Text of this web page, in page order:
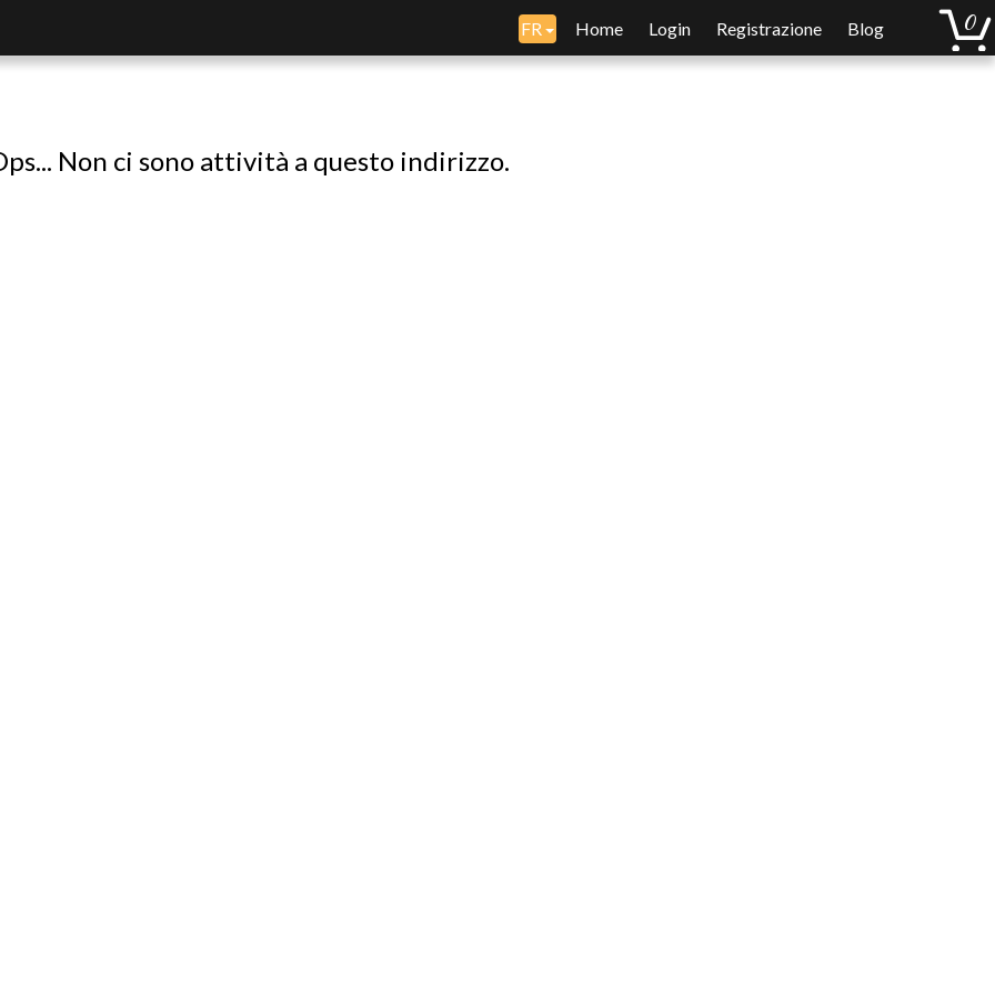
FR Home Login Registrazione Blog
Non ci sono attività a questo indirizzo.